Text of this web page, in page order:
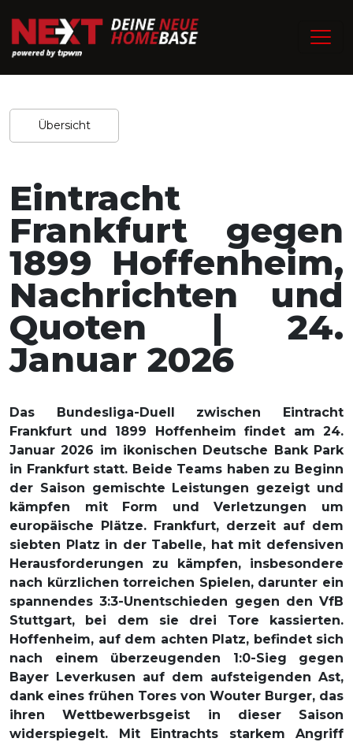
Home/Experten-Tipps
Redaktion / 23.01.2026
Teilen
Übersicht
Eintracht
Frankfurt gegen
1899 Hoffenheim,
Nachrichten und
Quoten | 24.
Januar 2026
Das Bundesliga-Duell zwischen Eintracht
Frankfurt und 1899 Hoffenheim findet am 24.
Januar 2026 im ikonischen Deutsche Bank Park
in Frankfurt statt. Beide Teams haben zu Beginn
der Saison gemischte Leistungen gezeigt und
kämpfen mit Form und Verletzungen um
europäische Plätze. Frankfurt, derzeit auf dem
siebten Platz in der Tabelle, hat mit defensiven
Herausforderungen zu kämpfen, insbesondere
nach kürzlichen torreichen Spielen, darunter ein
spannendes 3:3-Unentschieden gegen den VfB
Stuttgart, bei dem sie drei Tore kassierten.
Hoffenheim, auf dem achten Platz, befindet sich
nach einem überzeugenden 1:0-Sieg gegen
Bayer Leverkusen auf dem aufsteigenden Ast,
dank eines frühen Tores von Wouter Burger, das
ihren Wettbewerbsgeist in dieser Saison
widerspiegelt. Mit Eintrachts starkem Angriff